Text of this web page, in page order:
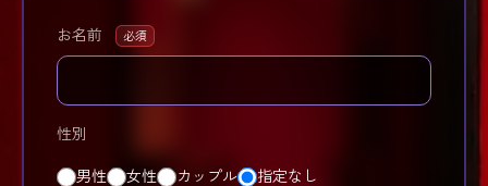
お名前 必須
性別
男性 女性 カップル 指定なし